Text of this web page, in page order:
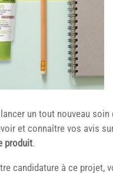
un tout nouveau soin
et connaître vos avis
produit.
candidature à ce projet,